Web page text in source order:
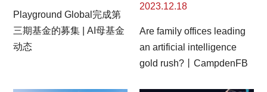
Playground Global完成第
三期基金的募集 | AI母基金
动态
2023.12.18
Are family offices leading
an artificial intelligence
gold rush?丨CampdenFB